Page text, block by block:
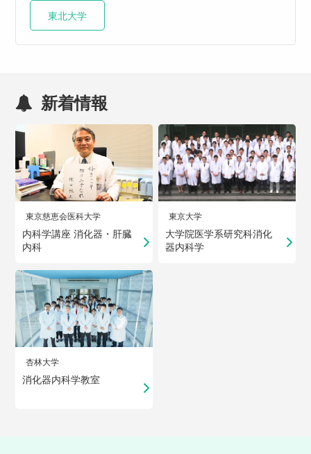
東北大学
新着情報
東京慈恵会医科大学
内科学講座 消化器・肝臓
内科
東京大学
大学院医学系研究科消化
器内科学
杏林大学
消化器内科学教室